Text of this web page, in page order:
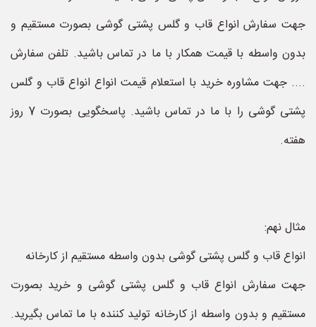
جهت سفارش انواع قاب و گلس پشتی گوشی بصورت مستقیم و
بدون واسطه با قیمت همکار با ما در تماس باشید. تلفن سفارش
.... جهت مشاوره خرید با استعلام قیمت انواع انواع قاب و گلس
پشتی گوشی را با ما در تماس باشید. پاسخگویی بصورت 7 روز
هفته.
مثال نهم:
انواع قاب و گلس پشتی گوشی بدون واسطه مستقیم از کارخانه
جهت سفارش انواع قاب و گلس پشتی گوشی و خرید بصورت
مستقیم و بدون واسطه از کارخانه تولید کننده با ما تماس بگیرید.